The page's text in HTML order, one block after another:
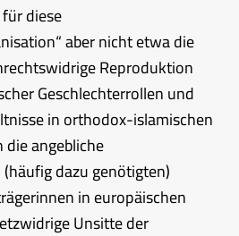
diese
aber nicht etwa die
Reproduktion
Geschlechterrollen und
in orthodox-islamischen
angebliche
dazu genötigten)
in europäischen
Unsitte der